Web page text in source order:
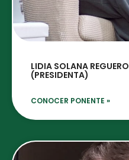
LIDIA SOLANA REGUERO
(PRESIDENTA)
CONOCER PONENTE »